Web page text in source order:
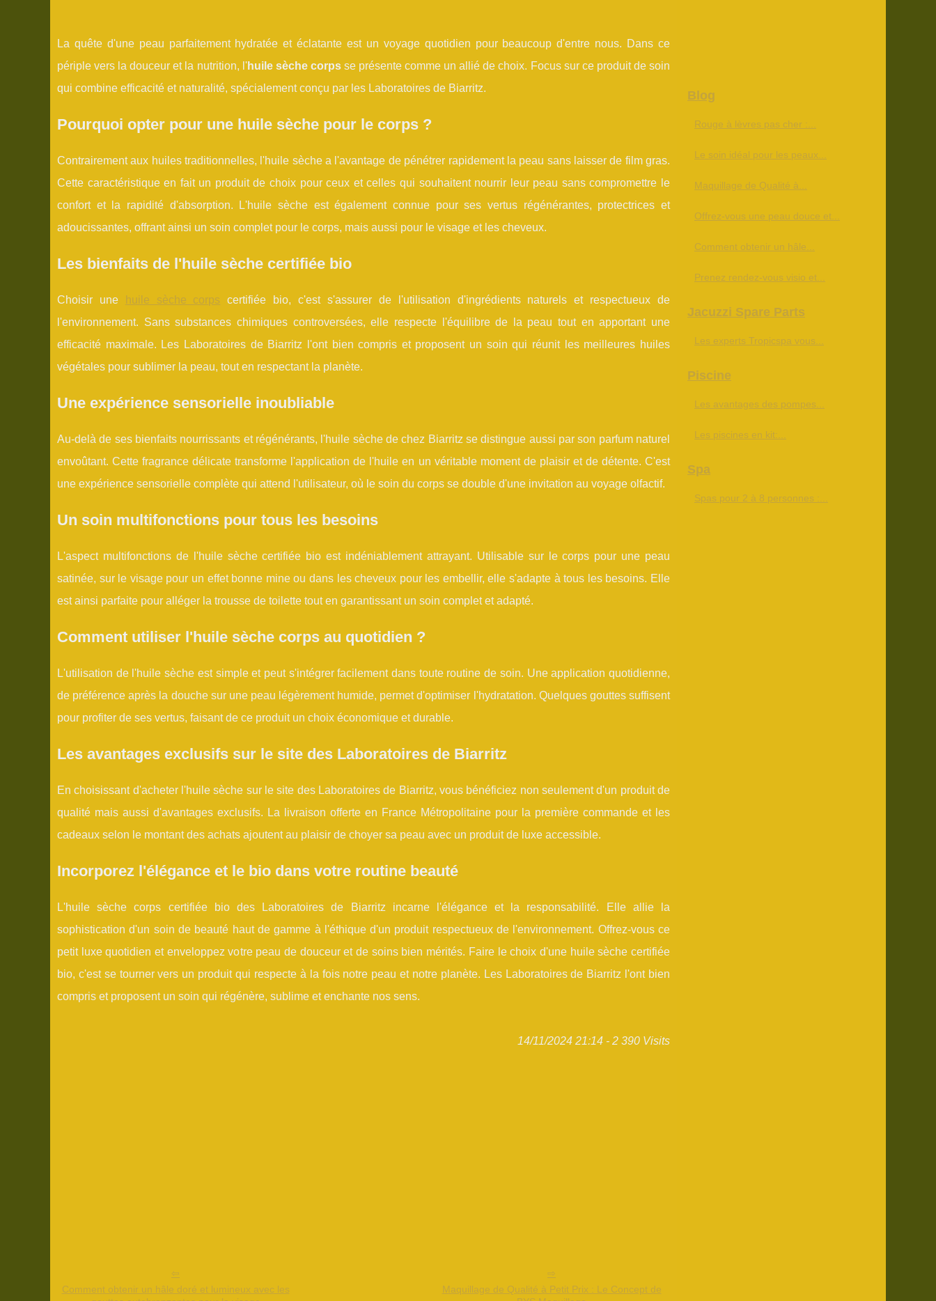
La quête d'une peau parfaitement hydratée et éclatante est un voyage quotidien pour beaucoup d'entre nous. Dans ce
périple vers la douceur et la nutrition, l'huile sèche corpsse présente comme un allié de choix. Focus sur ce produit de soin
qui combine efficacité et naturalité, spécialement conçu par les Laboratoires de Biarritz.
Pourquoi opter pour une huile sèche pour le corps ?
Contrairement aux huiles traditionnelles, l'huile sèche a l'avantage de pénétrer rapidement la peau sans laisser de film gras.
Cette caractéristique en fait un produit de choix pour ceux et celles qui souhaitent nourrir leur peau sans compromettre le
confort et la rapidité d'absorption. L'huile sèche est également connue pour ses vertus régénérantes, protectrices et
adoucissantes, offrant ainsi un soin complet pour le corps, mais aussi pour le visage et les cheveux.
Les bienfaits de l'huile sèche certifiée bio
Choisir une huile sèche corps certifiée bio, c'est s'assurer de l'utilisation d'ingrédients naturels et respectueux de
l'environnement. Sans substances chimiques controversées, elle respecte l'équilibre de la peau tout en apportant une
efficacité maximale. Les Laboratoires de Biarritz l'ont bien compris et proposent un soin qui réunit les meilleures huiles
végétales pour sublimer la peau, tout en respectant la planète.
Une expérience sensorielle inoubliable
Au-delà de ses bienfaits nourrissants et régénérants, l'huile sèche de chez Biarritz se distingue aussi par son parfum naturel
envoûtant. Cette fragrance délicate transforme l'application de l'huile en un véritable moment de plaisir et de détente. C'est
une expérience sensorielle complète qui attend l'utilisateur, où le soin du corps se double d'une invitation au voyage olfactif.
Un soin multifonctions pour tous les besoins
L'aspect multifonctions de l'huile sèche certifiée bio est indéniablement attrayant. Utilisable sur le corps pour une peau
satinée, sur le visage pour un effet bonne mine ou dans les cheveux pour les embellir, elle s'adapte à tous les besoins. Elle
est ainsi parfaite pour alléger la trousse de toilette tout en garantissant un soin complet et adapté.
Comment utiliser l'huile sèche corps au quotidien ?
L'utilisation de l'huile sèche est simple et peut s'intégrer facilement dans toute routine de soin. Une application quotidienne,
de préférence après la douche sur une peau légèrement humide, permet d'optimiser l'hydratation. Quelques gouttes suffisent
pour profiter de ses vertus, faisant de ce produit un choix économique et durable.
Les avantages exclusifs sur le site des Laboratoires de Biarritz
En choisissant d'acheter l'huile sèche sur le site des Laboratoires de Biarritz, vous bénéficiez non seulement d'un produit de
qualité mais aussi d'avantages exclusifs. La livraison offerte en France Métropolitaine pour la première commande et les
cadeaux selon le montant des achats ajoutent au plaisir de choyer sa peau avec un produit de luxe accessible.
Incorporez l'élégance et le bio dans votre routine beauté
L'huile sèche corps certifiée bio des Laboratoires de Biarritz incarne l'élégance et la responsabilité. Elle allie la
sophistication d'un soin de beauté haut de gamme à l'éthique d'un produit respectueux de l'environnement. Offrez-vous ce
petit luxe quotidien et enveloppez votre peau de douceur et de soins bien mérités. Faire le choix d'une huile sèche certifiée
bio, c'est se tourner vers un produit qui respecte à la fois notre peau et notre planète. Les Laboratoires de Biarritz l'ont bien
compris et proposent un soin qui régénère, sublime et enchante nos sens.
14/11/2024 21:14 - 2 390 Visits
Comment obtenir un hâle doré et lumineux avec les
Maquillage de Qualité à Petit Prix : Le Concept de
Blog
Rouge à lèvres pas cher :...
Le soin idéal pour les peaux...
Maquillage de Qualité à...
Offrez-vous une peau douce et...
Comment obtenir un hâle...
Prenez rendez-vous visio et...
Jacuzzi Spare Parts
Les experts Tropicspa vous...
Piscine
Les avantages des pompes...
Les piscines en kit:...
Spa
Spas pour 2 à 8 personnes :...